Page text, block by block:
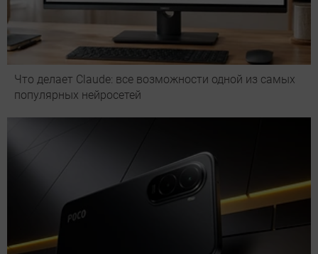
Что делает Сlaude: все возможности одной из самых
популярных нейросетей